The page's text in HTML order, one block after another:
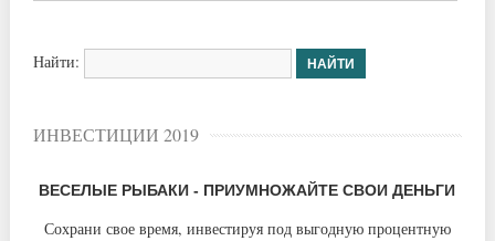
Найти:
ИНВЕСТИЦИИ 2019
ВЕСЕЛЫЕ РЫБАКИ - ПРИУМНОЖАЙТЕ СВОИ ДЕНЬГИ
Сохрани свое время, инвестируя под выгодную процентную